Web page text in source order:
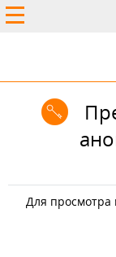
Для просмотра